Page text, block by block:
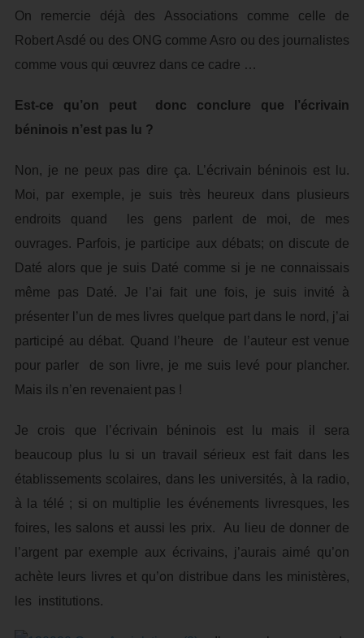
On remercie déjà des Associations comme celle de
Robert Asdé ou des ONG comme Asro ou des journalistes
comme vous qui œuvrez dans ce cadre …
Est-ce qu’on peut donc conclure que l’écrivain
béninois n’est pas lu ?
Non, je ne peux pas dire ça. L’écrivain béninois est lu.
Moi, par exemple, je suis très heureux dans plusieurs
endroits quand les gens parlent de moi, de mes
ouvrages. Parfois, je participe aux débats; on discute de
Daté alors que je suis Daté comme si je ne connaissais
même pas Daté. Je l’ai fait une fois, je suis invité à
présenter l’un de mes livres quelque part dans le nord, j’ai
participé au débat. Quand l’heure de l’auteur est venue
pour parler de son livre, je me suis levé pour plancher.
Mais ils n’en revenaient pas !
Je crois que l’écrivain béninois est lu mais il sera
beaucoup plus lu si un travail sérieux est fait dans les
établissements scolaires, dans les universités, à la radio,
à la télé ; si on multiplie les événements livresques, les
foires, les salons et aussi les prix. Au lieu de donner de
l’argent par exemple aux écrivains, j’aurais aimé qu’on
achète leurs livres et qu’on distribue dans les ministères,
les institutions.